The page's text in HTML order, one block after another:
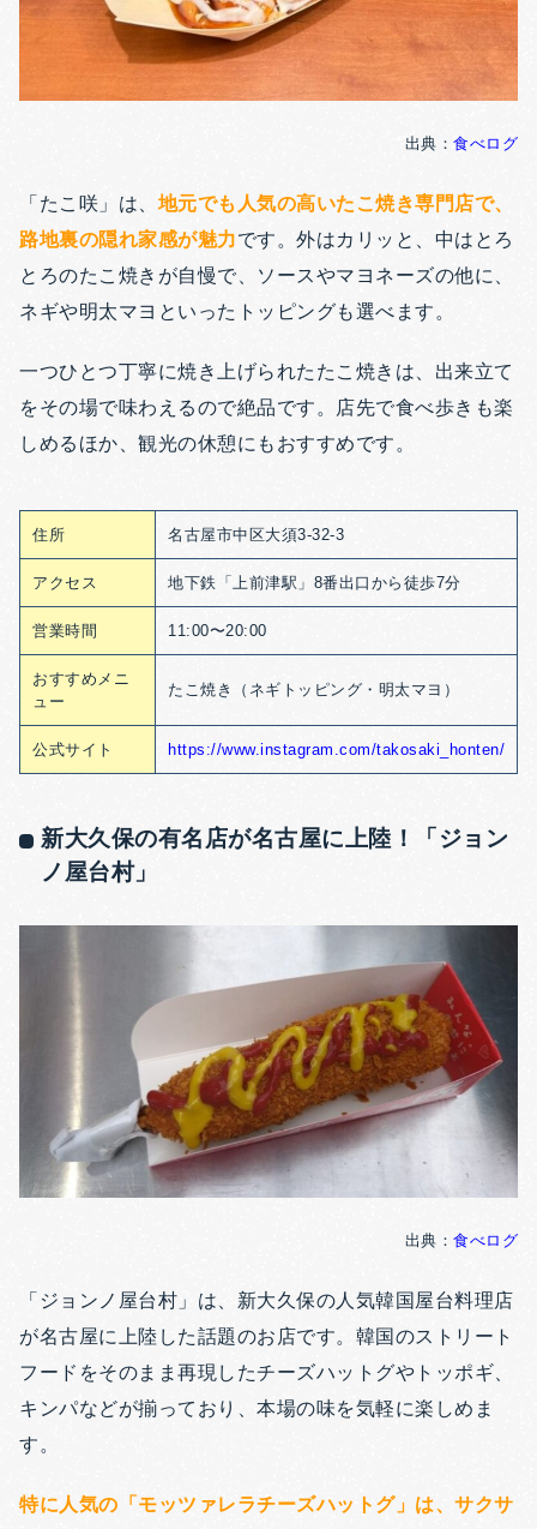
出典： 食べログ
「たこ咲」は、 地元でも人気の高いたこ焼き専門店で、
路地裏の隠れ家感が魅力です。外はカリッと、中はとろ
とろのたこ焼きが自慢で、ソースやマヨネーズの他に、
ネギや明太マヨといったトッピングも選べます。
一つひとつ丁寧に焼き上げられたたこ焼きは、出来立て
をその場で味わえるので絶品です。店先で食べ歩きも楽
しめるほか、観光の休憩にもおすすめです。
住所 名古屋市中区大須3-32-3
アクセス 地下鉄「上前津駅」8番出口から徒歩7分
営業時間 11:00〜20:00
おすすめメニ
ュー
たこ焼き（ネギトッピング・明太マヨ）
公式サイト https://www.instagram.com/takosaki_honten/
新大久保の有名店が名古屋に上陸！「ジョン
ノ屋台村」
出典： 食べログ
「ジョンノ屋台村」は、新大久保の人気韓国屋台料理店
が名古屋に上陸した話題のお店です。韓国のストリート
フードをそのまま再現したチーズハットグやトッポギ、
キンパなどが揃っており、本場の味を気軽に楽しめま
す。
特に人気の「モッツァレラチーズハットグ」は、サクサ